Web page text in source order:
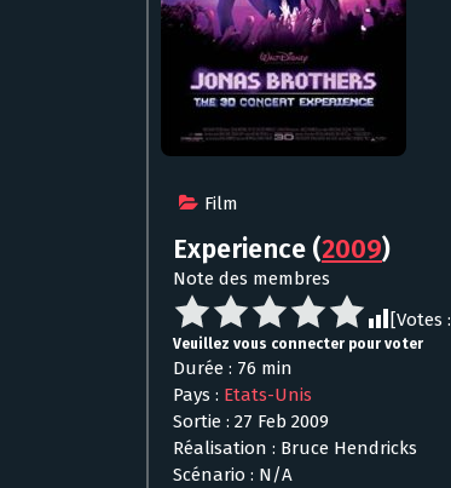
Film
Experience (2009)
Note des membres
[Votes :
Veuillez vous connecter pour voter
Durée : 76 min
Pays : Etats-Unis
Sortie : 27 Feb 2009
Réalisation : Bruce Hendricks
Scénario : N/A